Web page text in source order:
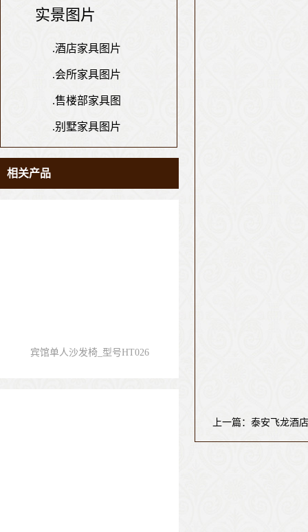
实景图片
.酒店家具图片
.会所家具图片
.售楼部家具图
.别墅家具图片
相关产品
宾馆单人沙发椅_型号HT026
上一篇：泰安飞龙酒